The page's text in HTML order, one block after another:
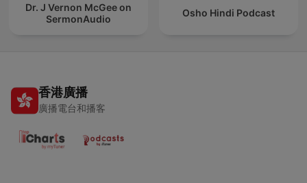
Dr. J Vernon McGee on
SermonAudio
Osho Hindi Podcast
香港廣播
廣播電台和播客